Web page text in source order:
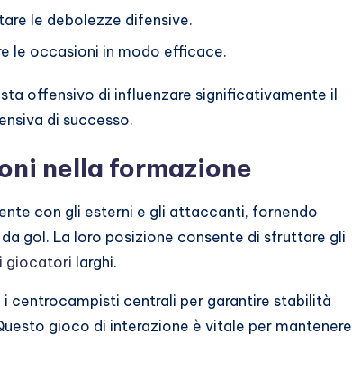
le debolezze difensive.
le occasioni in modo efficace.
offensivo di influenzare significativamente il
di successo.
nella formazione
con gli esterni e gli attaccanti, fornendo
gol. La loro posizione consente di sfruttare gli
giocatori larghi.
centrocampisti centrali per garantire stabilità
gioco di interazione è vitale per mantenere